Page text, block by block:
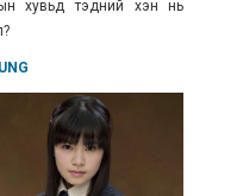
хувьд тэдний хэн нь